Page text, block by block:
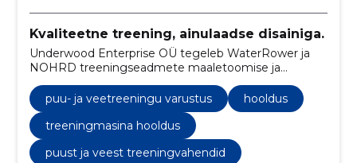
Kvaliteetne treening, ainulaadse disainiga.
Underwood Enterprise OÜ tegeleb WaterRower ja
NOHRD treeningseadmete maaletoomise ja
müügiga
puu- ja veetreeningu varustus
hooldus
treeningmasina hooldus
puust ja veest treeningvahendid